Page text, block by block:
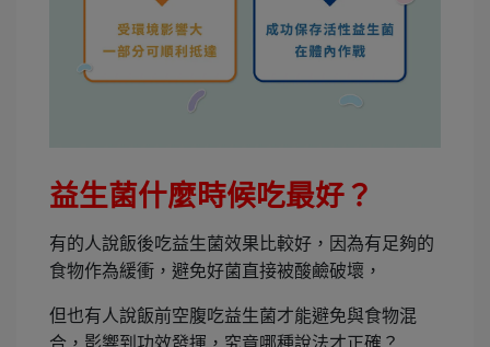
益生菌什麼時候吃最好？
有的人說飯後吃益生菌效果比較好，因為有足夠的
食物作為緩衝，避免好菌直接被酸鹼破壞，
但也有人說飯前空腹吃益生菌才能避免與食物混
合，影響到功效發揮，究竟哪種說法才正確？